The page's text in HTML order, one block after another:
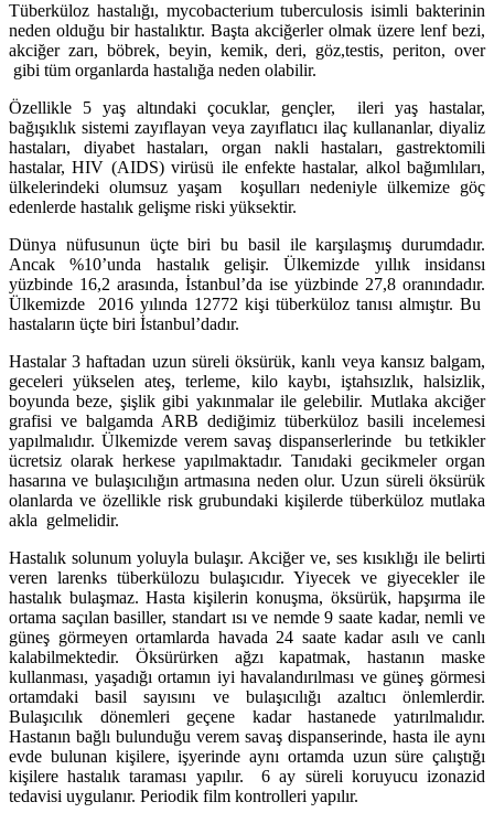
Tüberküloz hastalığı, mycobacterium tuberculosis isimli bakterinin
neden olduğu bir hastalıktır. Başta akciğerler olmak üzere lenf bezi,
akciğer zarı, böbrek, beyin, kemik, deri, göz,testis, periton, over
gibi tüm organlarda hastalığa neden olabilir.
Özellikle 5 yaş altındaki çocuklar, gençler, ileri yaş hastalar,
bağışıklık sistemi zayıflayan veya zayıflatıcı ilaç kullananlar, diyaliz
hastaları, diyabet hastaları, organ nakli hastaları, gastrektomili
hastalar, HIV (AIDS) virüsü ile enfekte hastalar, alkol bağımlıları,
ülkelerindeki olumsuz yaşam koşulları nedeniyle ülkemize göç
edenlerde hastalık gelişme riski yüksektir.
Dünya nüfusunun üçte biri bu basil ile karşılaşmış durumdadır.
Ancak %10’unda hastalık gelişir. Ülkemizde yıllık insidansı
yüzbinde 16,2 arasında, İstanbul’da ise yüzbinde 27,8 oranındadır.
Ülkemizde 2016 yılında 12772 kişi tüberküloz tanısı almıştır. Bu
hastaların üçte biri İstanbul’dadır.
Hastalar 3 haftadan uzun süreli öksürük, kanlı veya kansız balgam,
geceleri yükselen ateş, terleme, kilo kaybı, iştahsızlık, halsizlik,
boyunda beze, şişlik gibi yakınmalar ile gelebilir. Mutlaka akciğer
grafisi ve balgamda ARB dediğimiz tüberküloz basili incelemesi
yapılmalıdır. Ülkemizde verem savaş dispanserlerinde bu tetkikler
ücretsiz olarak herkese yapılmaktadır. Tanıdaki gecikmeler organ
hasarına ve bulaşıcılığın artmasına neden olur. Uzun süreli öksürük
olanlarda ve özellikle risk grubundaki kişilerde tüberküloz mutlaka
akla gelmelidir.
Hastalık solunum yoluyla bulaşır. Akciğer ve, ses kısıklığı ile belirti
veren larenks tüberkülozu bulaşıcıdır. Yiyecek ve giyecekler ile
hastalık bulaşmaz. Hasta kişilerin konuşma, öksürük, hapşırma ile
ortama saçılan basiller, standart ısı ve nemde 9 saate kadar, nemli ve
güneş görmeyen ortamlarda havada 24 saate kadar asılı ve canlı
kalabilmektedir. Öksürürken ağzı kapatmak, hastanın maske
kullanması, yaşadığı ortamın iyi havalandırılması ve güneş görmesi
ortamdaki basil sayısını ve bulaşıcılığı azaltıcı önlemlerdir.
Bulaşıcılık dönemleri geçene kadar hastanede yatırılmalıdır.
Hastanın bağlı bulunduğu verem savaş dispanserinde, hasta ile aynı
evde bulunan kişilere, işyerinde aynı ortamda uzun süre çalıştığı
kişilere hastalık taraması yapılır. 6 ay süreli koruyucu izonazid
tedavisi uygulanır. Periodik film kontrolleri yapılır.